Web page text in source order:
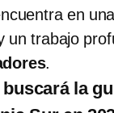
en
un trabajo
.
la